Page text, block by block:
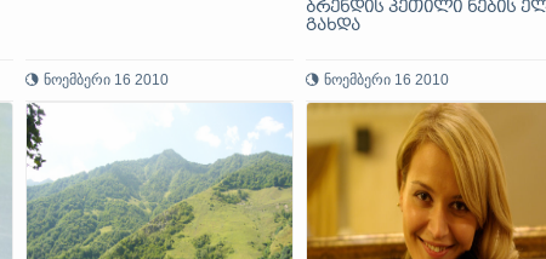
ნოემბერი 16 2010
ბრენდის კეთილი ნების
გახდა
ნოემბერი 16 2010